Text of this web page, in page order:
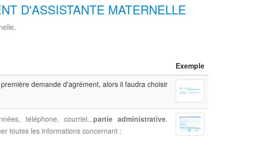
D'ASSISTANTE MATERNELLE
Exemple
demande d'agrément, alors il faudra choisir
téléphone, courriel...partie administrative.
toutes les informations concernant :